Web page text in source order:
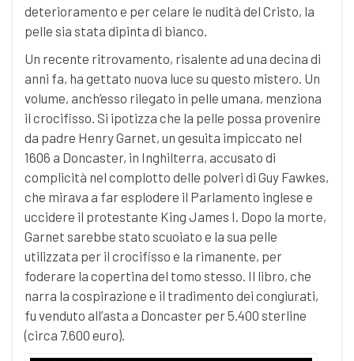
deterioramento e per celare le nudità del Cristo, la
pelle sia stata dipinta di bianco.
Un recente ritrovamento, risalente ad una decina di
anni fa, ha gettato nuova luce su questo mistero. Un
volume, anch’esso rilegato in pelle umana, menziona
il crocifisso. Si ipotizza che la pelle possa provenire
da padre Henry Garnet, un gesuita impiccato nel
1606 a Doncaster, in Inghilterra, accusato di
complicità nel complotto delle polveri di Guy Fawkes,
che mirava a far esplodere il Parlamento inglese e
uccidere il protestante King James I. Dopo la morte,
Garnet sarebbe stato scuoiato e la sua pelle
utilizzata per il crocifisso e la rimanente, per
foderare la copertina del tomo stesso. Il libro, che
narra la cospirazione e il tradimento dei congiurati,
fu venduto all’asta a Doncaster per 5.400 sterline
(circa 7.600 euro).